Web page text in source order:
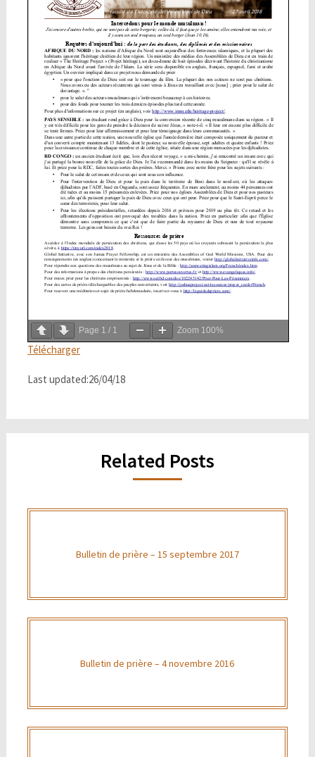
Page 1 / 1 Zoom 100%
Télécharger
Last updated:26/04/18
Related Posts
Bulletin de prière – 15 septembre 2017
Bulletin de prière – 4 novembre 2016